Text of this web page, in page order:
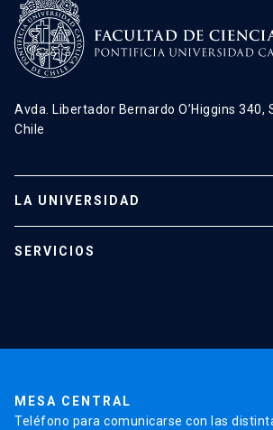
Avda. Libertador Bernardo O’Higgins 340,
Chile
LA UNIVERSIDAD
Admisión
SERVICIOS
MESA CENTRAL
Teléfono para comunicarse con las